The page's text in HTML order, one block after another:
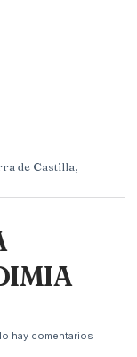
de Castilla,
hay comentarios